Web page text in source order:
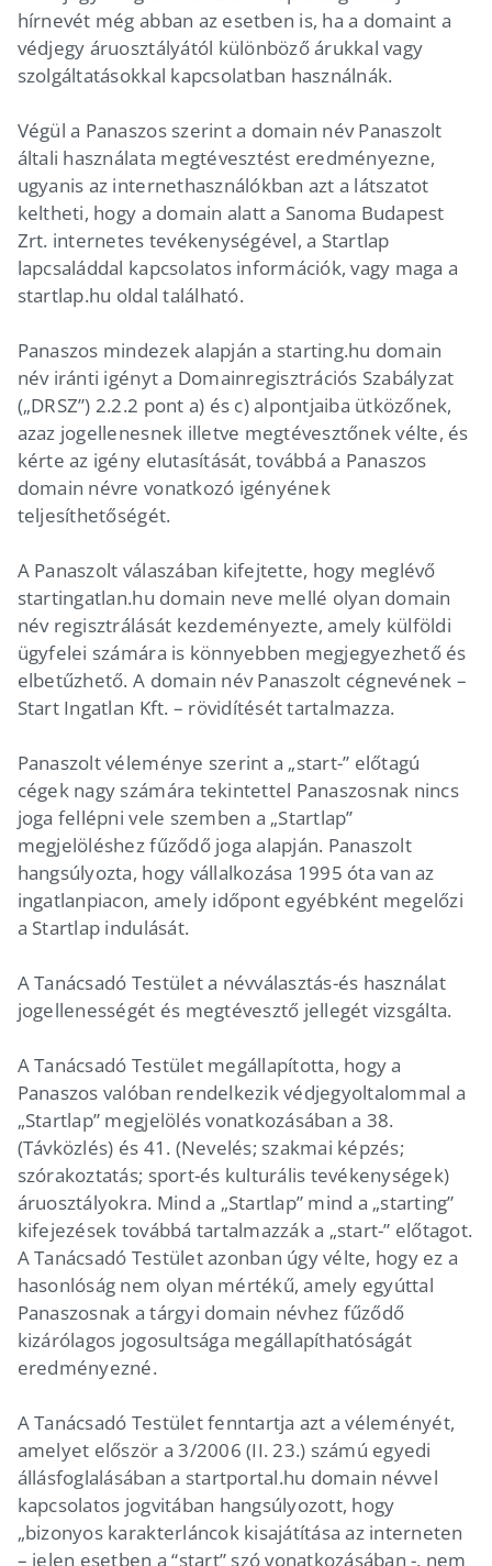
hírnevét még abban az esetben is, ha a domaint a
védjegy áruosztályától különböző árukkal vagy
szolgáltatásokkal kapcsolatban használnák.
Végül a Panaszos szerint a domain név Panaszolt
általi használata megtévesztést eredményezne,
ugyanis az internethasználókban azt a látszatot
keltheti, hogy a domain alatt a Sanoma Budapest
Zrt. internetes tevékenységével, a Startlap
lapcsaláddal kapcsolatos információk, vagy maga a
startlap.hu oldal található.
Panaszos mindezek alapján a starting.hu domain
név iránti igényt a Domainregisztrációs Szabályzat
(„DRSZ”) 2.2.2 pont a) és c) alpontjaiba ütközőnek,
azaz jogellenesnek illetve megtévesztőnek vélte, és
kérte az igény elutasítását, továbbá a Panaszos
domain névre vonatkozó igényének
teljesíthetőségét.
A Panaszolt válaszában kifejtette, hogy meglévő
startingatlan.hu domain neve mellé olyan domain
név regisztrálását kezdeményezte, amely külföldi
ügyfelei számára is könnyebben megjegyezhető és
elbetűzhető. A domain név Panaszolt cégnevének –
Start Ingatlan Kft. – rövidítését tartalmazza.
Panaszolt véleménye szerint a „start-” előtagú
cégek nagy számára tekintettel Panaszosnak nincs
joga fellépni vele szemben a „Startlap”
megjelöléshez fűződő joga alapján. Panaszolt
hangsúlyozta, hogy vállalkozása 1995 óta van az
ingatlanpiacon, amely időpont egyébként megelőzi
a Startlap indulását.
A Tanácsadó Testület a névválasztás-és használat
jogellenességét és megtévesztő jellegét vizsgálta.
A Tanácsadó Testület megállapította, hogy a
Panaszos valóban rendelkezik védjegyoltalommal a
„Startlap” megjelölés vonatkozásában a 38.
(Távközlés) és 41. (Nevelés; szakmai képzés;
szórakoztatás; sport-és kulturális tevékenységek)
áruosztályokra. Mind a „Startlap” mind a „starting”
kifejezések továbbá tartalmazzák a „start-” előtagot.
A Tanácsadó Testület azonban úgy vélte, hogy ez a
hasonlóság nem olyan mértékű, amely egyúttal
Panaszosnak a tárgyi domain névhez fűződő
kizárólagos jogosultsága megállapíthatóságát
eredményezné.
A Tanácsadó Testület fenntartja azt a véleményét,
amelyet először a 3/2006 (II. 23.) számú egyedi
állásfoglalásában a startportal.hu domain névvel
kapcsolatos jogvitában hangsúlyozott, hogy
„bizonyos karakterláncok kisajátítása az interneten
– jelen esetben a “start” szó vonatkozásában -, nem